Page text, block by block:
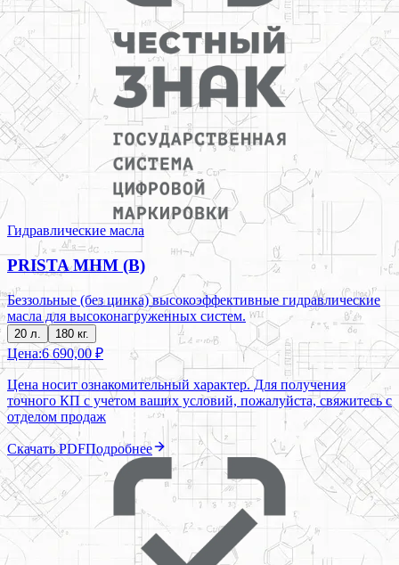
Гидравлические масла
PRISTA MHM (B)
Беззольные (без цинка) высокоэффективные гидравлические
масла для высоконагруженных систем.
20 л. 180 кг.
Цена:6 690,00 ₽
Цена носит ознакомительный характер. Для получения
точного КП с учетом ваших условий, пожалуйста, свяжитесь с
отделом продаж
Скачать PDFПодробнее